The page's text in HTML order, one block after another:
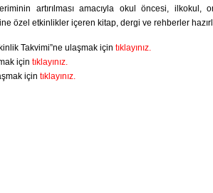
artırılması amacıyla okul öncesi, ilkokul,
özel etkinlikler içeren kitap, dergi ve rehberler
Takvimi”ne ulaşmak için tıklayınız.
için tıklayınız.
için tıklayınız.